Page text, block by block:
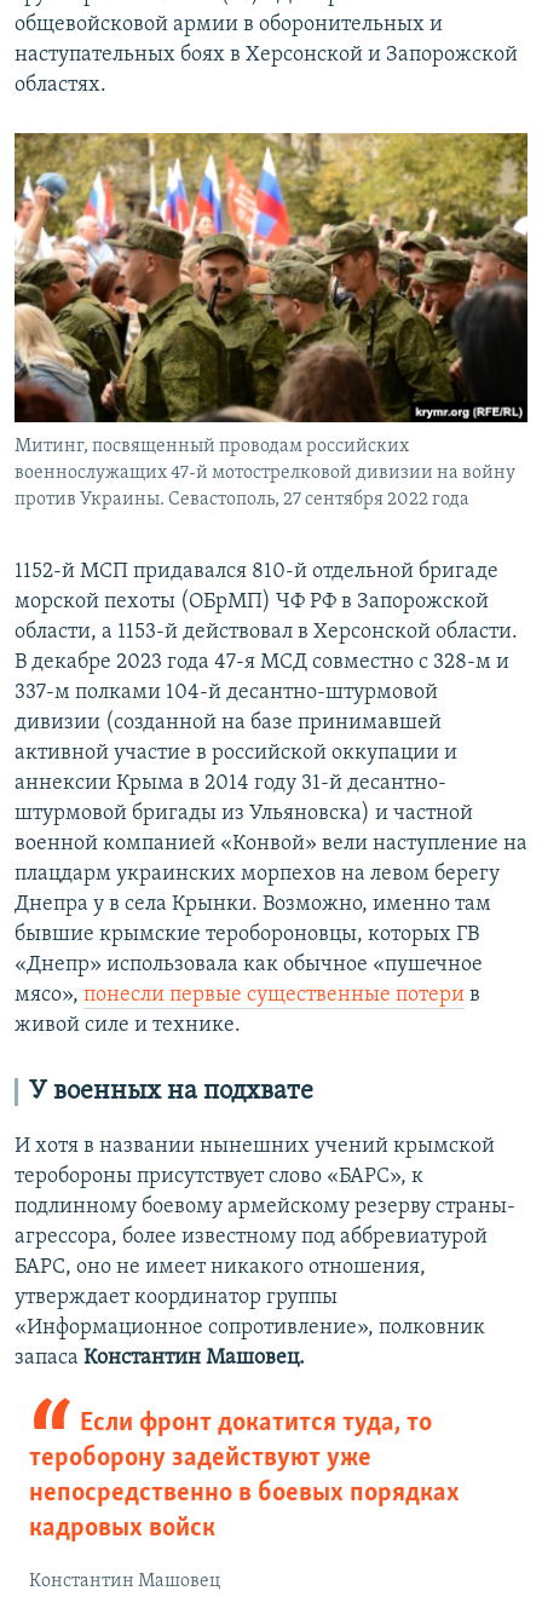
общевойсковой армии в оборонительных и
наступательных боях в Херсонской и Запорожской
областях.
Митинг, посвященный проводам российских
военнослужащих 47-й мотострелковой дивизии на войну
против Украины. Севастополь, 27 сентября 2022 года
1152-й МСП придавался 810-й отдельной бригаде
морской пехоты (ОБрМП) ЧФ РФ в Запорожской
области, а 1153-й действовал в Херсонской области.
В декабре 2023 года 47-я МСД совместно с 328-м и
337-м полками 104-й десантно-штурмовой
дивизии (созданной на базе принимавшей
активной участие в российской оккупации и
аннексии Крыма в 2014 году 31-й десантно-
штурмовой бригады из Ульяновска) и частной
военной компанией «Конвой» вели наступление на
плацдарм украинских морпехов на левом берегу
Днепра у в села Крынки. Возможно, именно там
бывшие крымские теробороновцы, которых ГВ
«Днепр» использовала как обычное «пушечное
мясо», понесли первые существенные потери в
живой силе и технике.
У военных на подхвате
И хотя в названии нынешних учений крымской
теробороны присутствует слово «БАРС», к
подлинному боевому армейскому резерву страны-
агрессора, более известному под аббревиатурой
БАРС, оно не имеет никакого отношения,
утверждает координатор группы
«Информационное сопротивление», полковник
запаса Константин Машовец.
Если фронт докатится туда, то
тероборону задействуют уже
непосредственно в боевых порядках
кадровых войск
Константин Машовец